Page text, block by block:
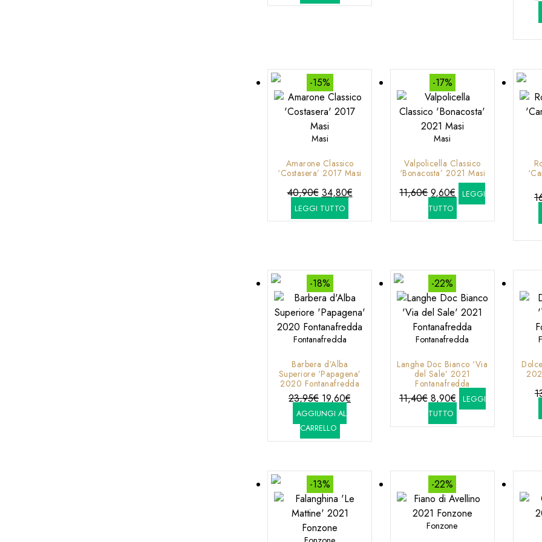
era:
è:
-15%
Masi
Amarone Classico
‘Costasera’ 2017 Masi
40,90€ Il
prezzo
originale
34,80€Il
attuale
LEGGI TUTTO
-17%
Masi
Valpolicella Classico
‘Bonacosta’ 2021 Masi
11,60€Il
prezzo
originale
9,60€
prezzo
attuale
LEGGI
TUTTO
-18%
Fontanafredda
Barbera d’Alba
Superiore ‘Papagena’
2020 Fontanafredda
23,95€ Il
prezzo
originale
era:
19,60€
è:
AGGIUNGI AL
CARRELLO
-22%
Fontanafredda
Langhe Doc Bianco ‘Via
del Sale’ 2021
Fontanafredda
11,40€ Il
prezzo
originale
8,90€Il
prezzo
attuale
LEGGI
TUTTO
-13% -22%
Fonzone